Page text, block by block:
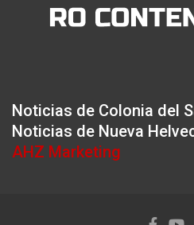
Noticias de Colonia del
Noticias de Nueva
AHZ Marketing